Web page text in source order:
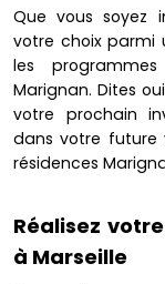
Que vous soyez
votre choix parmi
les
Marignan. Dites
votre prochain
dans votre future
résidences
Réalisez
à Marseille